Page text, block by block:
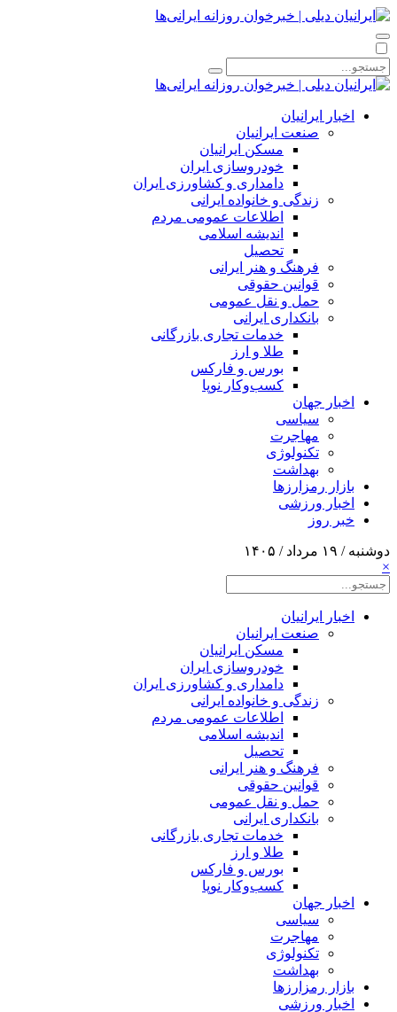
اخبار ایرانیان
صنعت ایرانیان
مسکن ایرانیان
خودروسازی ایران
دامداری و کشاورزی ایران
زندگی و خانواده ایرانی
اطلاعات عمومی مردم
اندیشه اسلامی
تحصیل
فرهنگ و هنر ایرانی
قوانین حقوقی
حمل و نقل عمومی
بانکداری ایرانی
خدمات تجاری بازرگانی
طلا و ارز
بورس و فارکس
کسب‌وکار نوپا
اخبار جهان
سیاسی
مهاجرت
تکنولوژی
بهداشت
بازار رمزارزها
اخبار ورزشی
خبر روز
دوشنبه / ۱۹ مرداد / ۱۴۰۵
×
اخبار ایرانیان
صنعت ایرانیان
مسکن ایرانیان
خودروسازی ایران
دامداری و کشاورزی ایران
زندگی و خانواده ایرانی
اطلاعات عمومی مردم
اندیشه اسلامی
تحصیل
فرهنگ و هنر ایرانی
قوانین حقوقی
حمل و نقل عمومی
بانکداری ایرانی
خدمات تجاری بازرگانی
طلا و ارز
بورس و فارکس
کسب‌وکار نوپا
اخبار جهان
سیاسی
مهاجرت
تکنولوژی
بهداشت
بازار رمزارزها
اخبار ورزشی